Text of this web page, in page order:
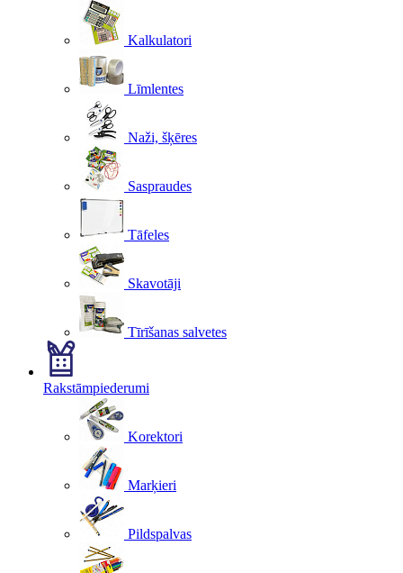
Kalkulatori
Līmlentes
Naži, šķēres
Saspraudes
Tāfeles
Skavotāji
Tīrīšanas salvetes
Rakstāmpiederumi
Korektori
Marķieri
Pildspalvas